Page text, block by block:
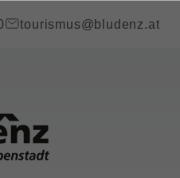
tourismus@bludenz.at